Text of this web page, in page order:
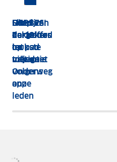
HEBBES!
Zorgeloos
op pad
met de
Onderweg
app
Shop van
dakkoffer
tot
tolvignet
Dit zijn
de 13
leukste
uitjes
volgens
onze
leden
Goed
verzekerd
op
vakantie